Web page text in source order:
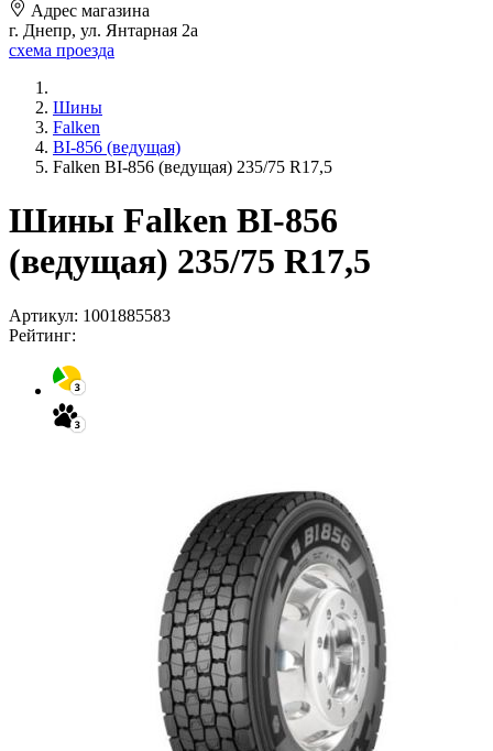
Адрес магазина
г. Днепр, ул. Янтарная 2а
схема проезда
Шины
Falken
BI-856 (ведущая)
Falken BI-856 (ведущая) 235/75 R17,5
Шины Falken BI-856
(ведущая) 235/75 R17,5
Артикул: 1001885583
Рейтинг: